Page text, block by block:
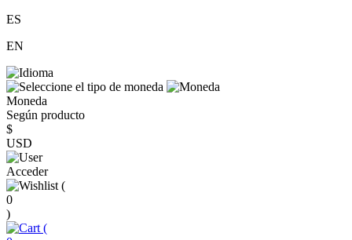
ES
EN
Moneda
Según producto
$
USD
Acceder
(
0
)
(